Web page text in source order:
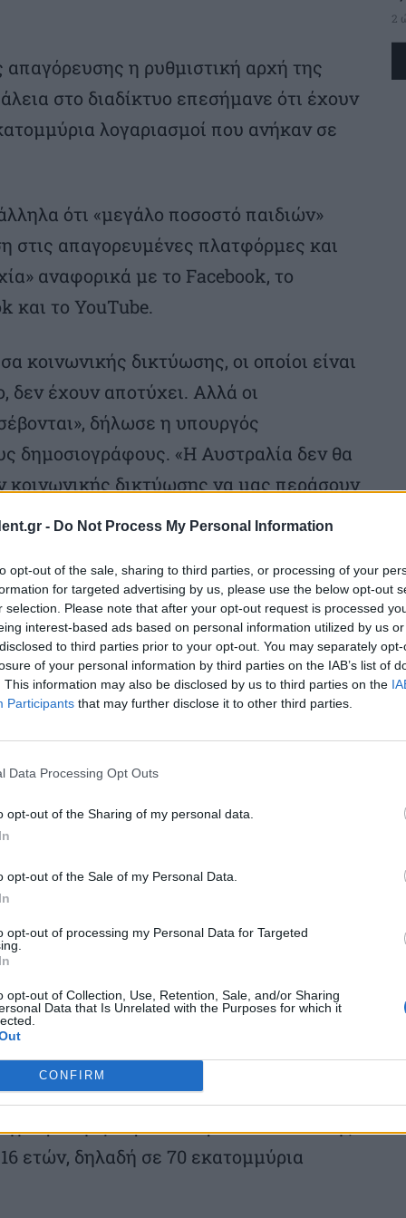
- Do Not Process My Personal Information
opt-out of the sale, sharing to third parties, or processing of your
for targeted advertising by us, please use the below opt-out
selection. Please note that after your opt-out request is processed
interest-based ads based on personal information utilized by us
to third parties prior to your opt-out. You may separately
of your personal information by third parties on the IAB’s list of
This information may also be disclosed by us to third parties on the
Participants that may further disclose it to other third parties.
Data Processing Opt Outs
opt-out of the Sharing of my personal data.
opt-out of the Sale of my Personal Data.
opt-out of processing my Personal Data for Targeted
opt-out of Collection, Use, Retention, Sale, and/or Sharing
Data that Is Unrelated with the Purposes for which it
CONFIRM
η ρυθμιστική αρχή της
στο διαδίκτυο επεσήμανε ότι έχουν
λογαριασμοί που ανήκαν σε
ότι «μεγάλο ποσοστό παιδιών»
στις απαγορευμένες πλατφόρμες και
αναφορικά με το Facebook, το
και το YouTube.
κοινωνικής δικτύωσης, οι οποίοι είναι
δεν έχουν αποτύχει. Αλλά οι
δήλωσε η υπουργός
δημοσιογράφους. «Η Αυστραλία δεν θα
κοινωνικής δικτύωσης να μας περάσουν
δραστηριοποιούνται στην Αυστραλία,
νόμους», τόνισε.
για την επιβολή τυχόν
εταιρείες των μέσων κοινωνικής
αυτή αντιμετωπίζουν πρόστιμα
κριθούν ένοχες για παραβίαση της
παρακολουθείται στενά σε όλο τον
να υιοθετήσουν παρόμοιους
τους λογαριασμούς των ανήλικων
ενώ παράλληλα αρκετές ευρωπαϊκές
όπως η Γαλλία, όπου σήμερα
των μέσων κοινωνικής δικτύωσης
εβδομάδα τα μέσα κοινωνικής
ετών, δηλαδή σε 70 εκατομμύρια
2